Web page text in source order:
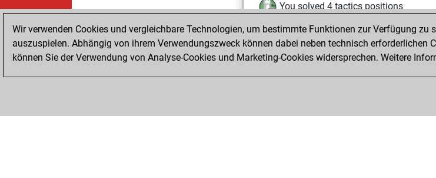
You solved 4 tactics positions
You achieved an Elo of 1558 in
Wir verwenden Cookies und vergleichbare Technologien, um bestimmte Funktionen zur Verfügung
auszuspielen. Abhängig von ihrem Verwendungszweck können dabei neben technisch erforderlichen
können Sie der Verwendung von Analyse-Cookies und Marketing-Cookies widersprechen. Weitere